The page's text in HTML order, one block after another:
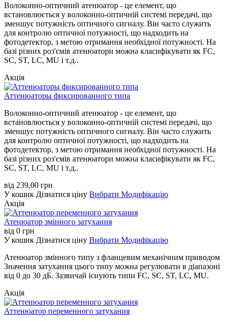
Волоконно-оптичний атенюатор - це елемент, що
встановлюється у волоконно-оптичній системі передачі, що
зменшує потужність оптичного сигналу. Він часто служить
для контролю оптичної потужності, що надходить на
фотодетектор, з метою отримання необхідної потужності. На
базі різних роз'ємів атенюатори можна класифікувати як FC,
SC, ST, LC, MU і т.д..
Акція
Аттенюаторы фиксированного типа
Волоконно-оптичний атенюатор - це елемент, що
встановлюється у волоконно-оптичній системі передачі, що
зменшує потужність оптичного сигналу. Він часто служить
для контролю оптичної потужності, що надходить на
фотодетектор, з метою отримання необхідної потужності. На
базі різних роз'ємів атенюатори можна класифікувати як FC,
SC, ST, LC, MU і т.д..
від 239,00 грн
У кошик Дізнатися ціну Вибрати Модифікацію
Акція
Атенюатор змінного затухання
від 0 грн
У кошик Дізнатися ціну Вибрати Модифікацію
Атенюатор змінного типу з фланцевим механічним приводом
Значення затухання цього типу можна регулювати в діапазоні
від 0 до 30 дБ. Зазвичай існують типи FC, SC, ST, LC, MU.
Акція
Аттенюатор переменного затухания